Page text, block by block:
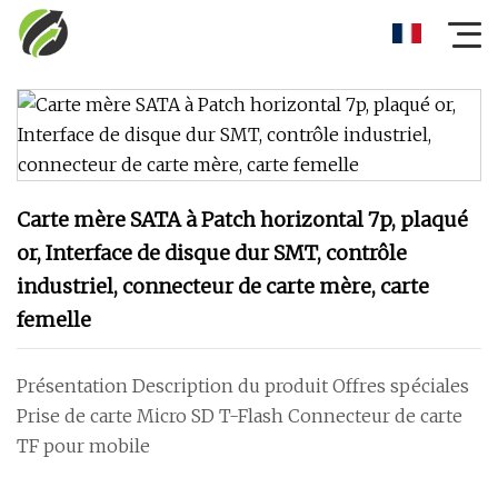
Carte mère SATA à Patch horizontal 7p, plaqué
or, Interface de disque dur SMT, contrôle
industriel, connecteur de carte mère, carte
femelle
Présentation Description du produit Offres spéciales
Prise de carte Micro SD T-Flash Connecteur de carte
TF pour mobile